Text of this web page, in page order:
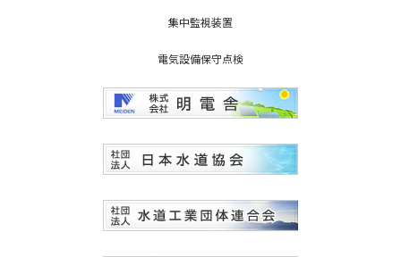
集中監視装置
電気設備保守点検